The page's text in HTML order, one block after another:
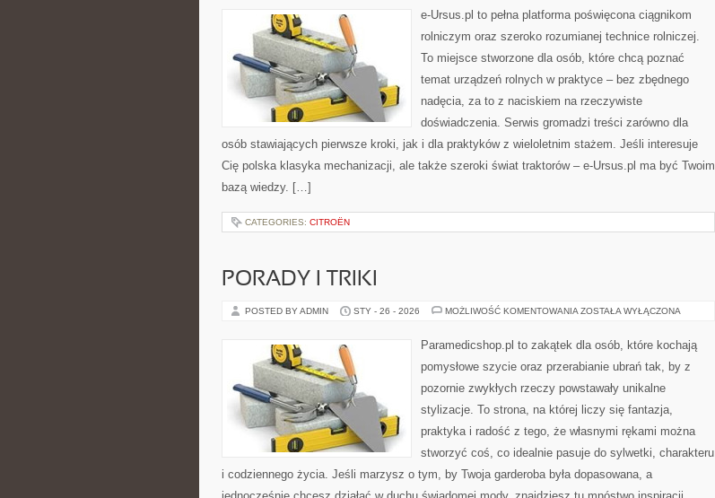
e-Ursus.pl to pełna platforma poświęcona ciągnikom
rolniczym oraz szeroko rozumianej technice rolniczej.
To miejsce stworzone dla osób, które chcą poznać
temat urządzeń rolnych w praktyce – bez zbędnego
nadęcia, za to z naciskiem na rzeczywiste
doświadczenia. Serwis gromadzi treści zarówno dla
osób stawiających pierwsze kroki, jak i dla praktyków z wieloletnim stażem. Jeśli interesuje
Cię polska klasyka mechanizacji, ale także szeroki świat traktorów – e-Ursus.pl ma być Twoim
bazą wiedzy. […]
CATEGORIES: CITROËN
PORADY I TRIKI
POSTED BY ADMIN STY - 26 - 2026 MOŻLIWOŚĆ KOMENTOWANIA PORADY
ZOSTAŁA WYŁĄCZONA
Paramedicshop.pl to zakątek dla osób, które kochają
pomysłowe szycie oraz przerabianie ubrań tak, by z
pozornie zwykłych rzeczy powstawały unikalne
stylizacje. To strona, na której liczy się fantazja,
praktyka i radość z tego, że własnymi rękami można
stworzyć coś, co idealnie pasuje do sylwetki, charakteru
i codziennego życia. Jeśli marzysz o tym, by Twoja garderoba była dopasowana, a